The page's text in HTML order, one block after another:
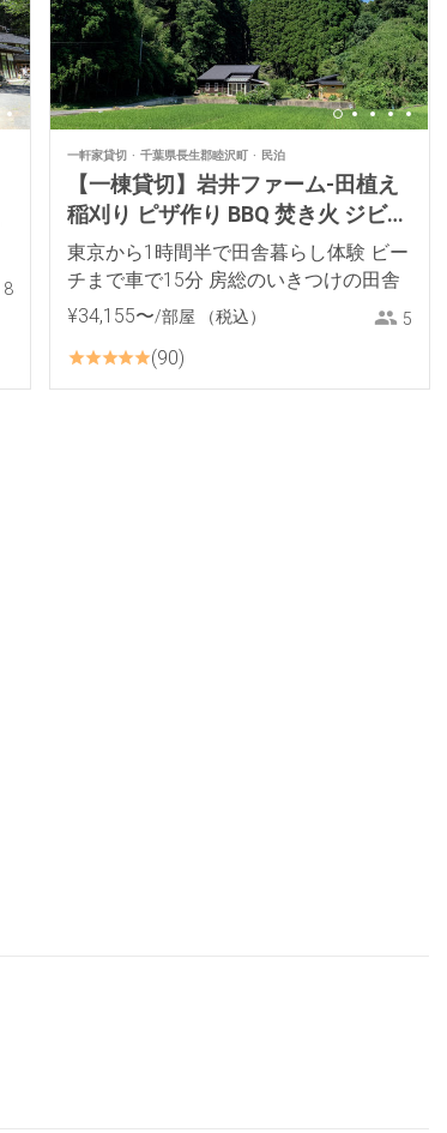
8
一軒家貸切 千葉県長生郡睦沢町 民泊
【一棟貸切】岩井ファーム-田植え
稲刈り ピザ作り BBQ 焚き火 ジビエ
料理 薪ストーブ 餅つき里山体験
東京から1時間半で田舎暮らし体験 ビー
チまで車で15分 房総のいきつけの田舎
¥34,155〜/部屋 （税込） 5
90